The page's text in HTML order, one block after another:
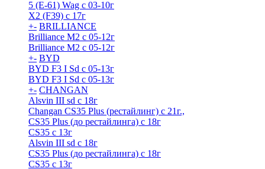
5 (Е-61) Wag с 03-10г
X2 (F39) с 17г
+- BRILLIANCE
Brilliance M2 с 05-12г
Brilliance M2 с 05-12г
+- BYD
BYD F3 I Sd с 05-13г
BYD F3 I Sd с 05-13г
+- CHANGAN
Alsvin III sd с 18г
Changan CS35 Plus (рестайлинг) с 21г.,
CS35 Plus (до рестайлинга) с 18г
CS35 с 13г
Alsvin III sd с 18г
CS35 Plus (до рестайлинга) с 18г
CS35 с 13г